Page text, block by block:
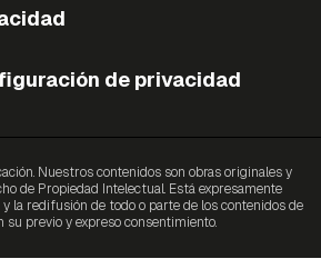
de privacidad
Nuestros contenidos son obras originales y
de Propiedad Intelectual. Está expresamente
la redifusión de todo o parte de los contenidos de
su previo y expreso consentimiento.